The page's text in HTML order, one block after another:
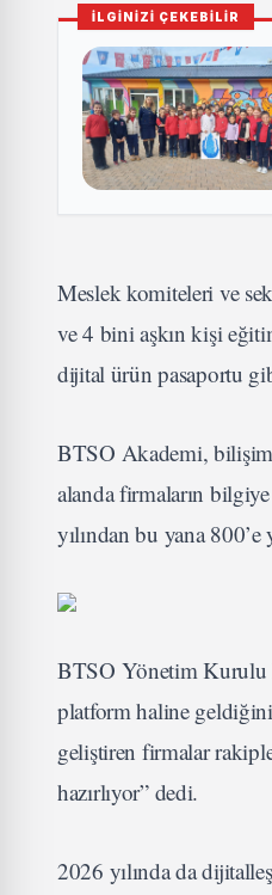
İLGİNİZİ ÇEKEBİLİR
Meslek komiteleri ve
ve 4 bini aşkın kişi
dijital ürün pasaportu
BTSO Akademi,
alanda firmaların bilgiye
yılından bu yana
BTSO Yönetim Kurulu
platform haline
geliştiren firmalar
hazırlıyor” dedi.
2026 yılında da